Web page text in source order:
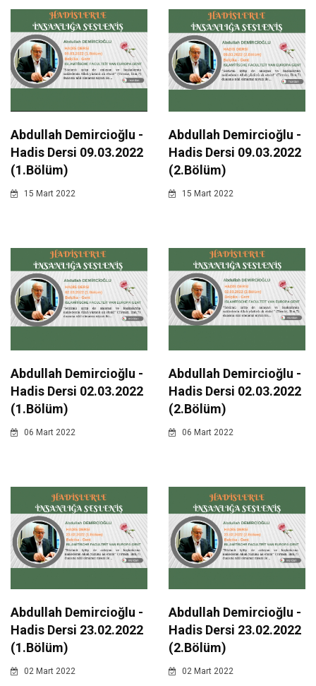
Abdullah Demircioğlu -
Hadis Dersi 09.03.2022
(1.Bölüm)
15 Mart 2022
Abdullah Demircioğlu -
Hadis Dersi 09.03.2022
(2.Bölüm)
15 Mart 2022
Abdullah Demircioğlu -
Hadis Dersi 02.03.2022
(1.Bölüm)
06 Mart 2022
Abdullah Demircioğlu -
Hadis Dersi 02.03.2022
(2.Bölüm)
06 Mart 2022
Abdullah Demircioğlu -
Hadis Dersi 23.02.2022
(1.Bölüm)
02 Mart 2022
Abdullah Demircioğlu -
Hadis Dersi 23.02.2022
(2.Bölüm)
02 Mart 2022